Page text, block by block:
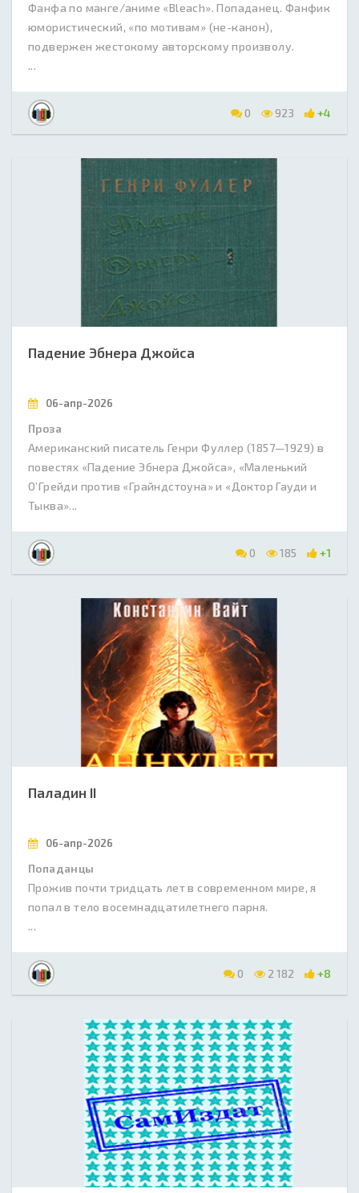
Фанфа по манге/аниме «Bleach». Попаданец. Фанфик
юмористический, «по мотивам» (не-канон),
подвержен жестокому авторскому произволу.
...
0 923 +4
Падение Эбнера Джойса
06-апр-2026
Проза
Американский писатель Генри Фуллер (1857—1929) в
повестях «Падение Эбнера Джойса», «Маленький
О’Грейди против «Грайндстоуна» и «Доктор Гауди и
Тыква»...
0 185 +1
Паладин II
06-апр-2026
Попаданцы
Прожив почти тридцать лет в современном мире, я
попал в тело восемнадцатилетнего парня.
...
0 2 182 +8